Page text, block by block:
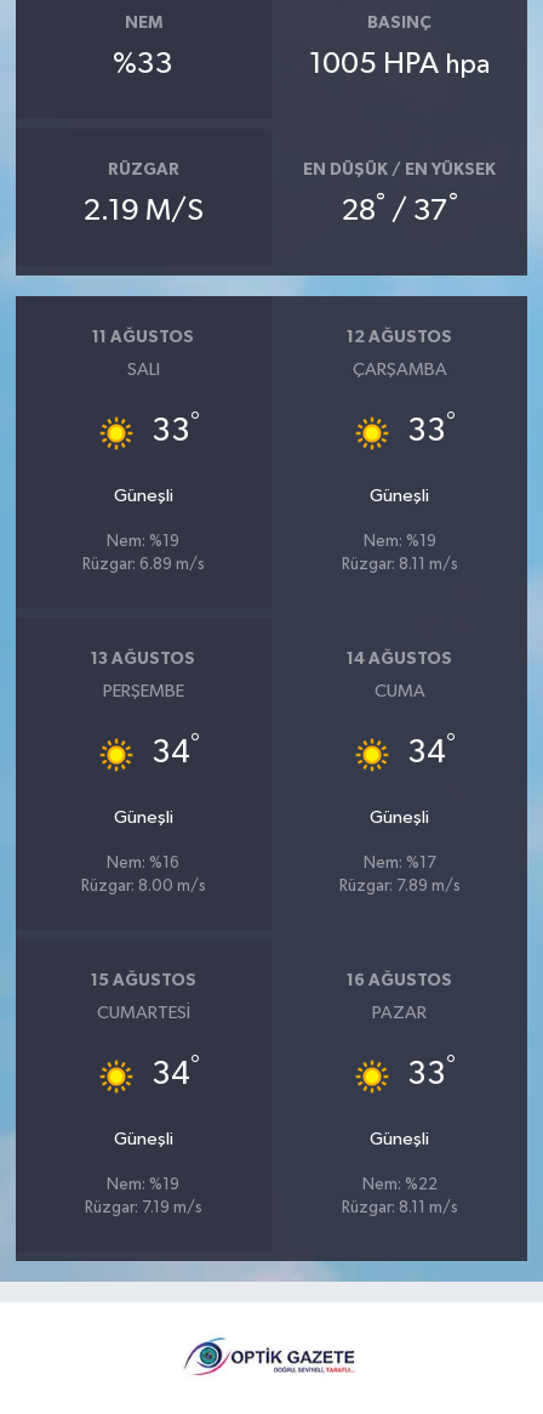
NEM
%33
BASINÇ
1005 HPA hpa
RÜZGAR
2.19 M/S
EN DÜŞÜK / EN YÜKSEK
28° / 37°
11 AĞUSTOS
SALI
33°
Güneşli
Nem: %19
Rüzgar: 6.89 m/s
12 AĞUSTOS
ÇARŞAMBA
33°
Güneşli
Nem: %19
Rüzgar: 8.11 m/s
13 AĞUSTOS
PERŞEMBE
34°
Güneşli
Nem: %16
Rüzgar: 8.00 m/s
14 AĞUSTOS
CUMA
34°
Güneşli
Nem: %17
Rüzgar: 7.89 m/s
15 AĞUSTOS
CUMARTESI
34°
Güneşli
Nem: %19
Rüzgar: 7.19 m/s
16 AĞUSTOS
PAZAR
33°
Güneşli
Nem: %22
Rüzgar: 8.11 m/s